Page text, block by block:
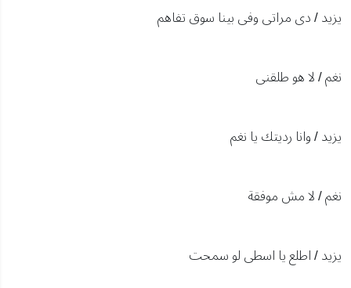
يزيد / دى مراتى وفى بينا سوق تفاهم
نغم / لا هو طلقنى
يزيد / وانا رديتك يا نغم
نغم / لا مش موفقة
يزيد / اطلع يا اسطى لو سمحت